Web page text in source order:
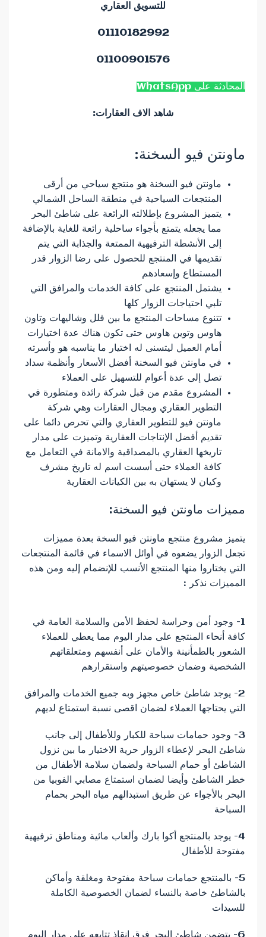
للتسويق العقاري
01110182992
01100901576
المحادثة على WhatsApp
شاهد الاف العقارات:
ماونتن فيو السخنة:
ماونتن فيو السخنة هو منتجع سياحي من أرقى
المنتجعات السياحية في منطقة الساحل الشمالي
يتميز المشروع بإطلالته الرائعة على شاطئ البحر
مما يجعله يتمتع بأجواء ساحلية رائعة للغاية بالإضافة
إلى الأنشطة الترفيهية الممتعة والجذابة التي يتم
تقديمها في المنتجع للحصول على رضا الزوار قدر
المستطاع وإسعادهم
يشتمل المنتجع على كافة الخدمات والمرافق التي
تلبي احتياجات الزوار كلها
تتنوع مساحات المنتجع ما بين فلل وشاليهات وتاون
هاوس وتوين هاوس حتى تكون هناك عدة اختيارات
أمام العميل ليتسنى له اختيار ما يناسبه هو وأسرته
في ماونتن فيو السخنة أفضل الأسعار وأنظمة سداد
تصل إلى عدة أعوام للتسهيل على العملاء
المشروع مقدم من قبل شركة رائدة ومتطورة في
التطوير العقاري ومجال العقارات وهي شركة
ماونتن فيو للتطوير العقاري والتي تحرص دائما على
تقديم أفضل الإنتاجات العقارية وتميزت على مدار
تاريخها العقاري بالمصداقية والامانة في التعامل مع
كافة العملاء حتى أسست اسم له تاريخ مشرف
وكيان لا يستهان به بين الكيانات العقارية
مميزات ماونتن فيو السخنة:
يتميز مشروع منتجع ماونتن فيو السخة بعدة مميزات
تجعل الزوار يضعوه في أوائل الاسماء في قائمة المنتجعات
التي يختاروا منها المنتجع الأنسب للإنضمام إليه ومن هذه
المميزات نذكر :
1- وجود أمن وحراسة لحفظ الأمن والسلامة العامة في
كافة أنحاء المنتجع على مدار اليوم مما يعطي للعملاء
الشعور بالطمأنينة والأمان على أنفسهم ومتعلقاتهم
الشخصية وضمان خصوصيتهم واستقرارهم
2- يوجد شاطئ خاص مجهز وبه جميع الخدمات والمرافق
التي يحتاجها العملاء لضمان اقصى نسبة استمتاع لديهم
3- وجود حمامات سباحة للكبار وللأطفال إلى جانب
شاطئ البحر لإعطاء الزوار حرية الاختيار ما بين نزول
الشاطئ أو حمام السباحة ولضمان سلامة الأطفال من
خطر الشاطئ وأيضا لضمان استمتاع مصابي الفوبيا من
البحر بالأجواء عن طريق استبدالهم مياه البحر بحمام
السباحة
4- يوجد بالمنتجع أكوا بارك وألعاب مائية ومناطق ترفيهية
مفتوحة للأطفال
5- بالمنتجع حمامات سباحة مفتوحة ومغلقة وأماكن
بالشاطئ خاصة بالنساء لضمان الخصوصية الكاملة
للسيدات
6- يتضمن شاطئ البحر فرق انقاذ تتابعه على مدار اليوم